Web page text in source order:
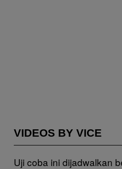
VIDEOS BY VICE
Uji coba ini dijadwalkan